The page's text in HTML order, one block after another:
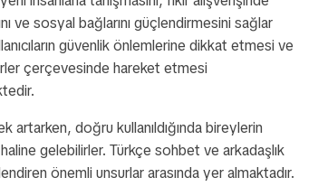
ve sosyal bağlarını güçlendirmesini sağlar
güvenlik önlemlerine dikkat etmesi ve
çerçevesinde hareket etmesi
doğru kullanıldığında bireylerin
gelebilirler. Türkçe sohbet ve arkadaşlık
önemli unsurlar arasında yer almaktadır.